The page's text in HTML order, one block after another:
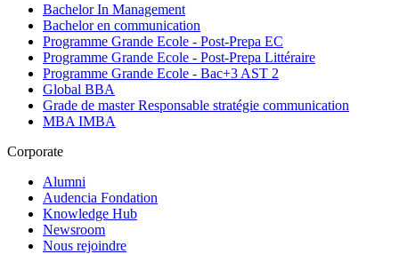
Bachelor In Management
Bachelor en communication
Programme Grande Ecole - Post-Prepa EC
Programme Grande Ecole - Post-Prepa Littéraire
Programme Grande Ecole - Bac+3 AST 2
Global BBA
Grade de master Responsable stratégie communication
MBA IMBA
Corporate
Alumni
Audencia Fondation
Knowledge Hub
Newsroom
Nous rejoindre